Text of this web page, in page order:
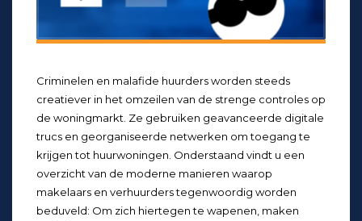
Criminelen en malafide huurders worden steeds
creatiever in het omzeilen van de strenge controles op
de woningmarkt. Ze gebruiken geavanceerde digitale
trucs en georganiseerde netwerken om toegang te
krijgen tot huurwoningen. Onderstaand vindt u een
overzicht van de moderne manieren waarop
makelaars en verhuurders tegenwoordig worden
beduveld: Om zich hiertegen te wapenen, maken